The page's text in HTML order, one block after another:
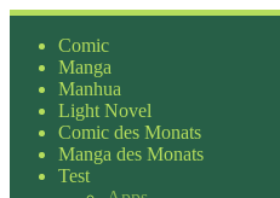
Zum
Inhalt
springen
Comic
Manga
Manhua
Light Novel
Comic des Monats
Manga des Monats
Test